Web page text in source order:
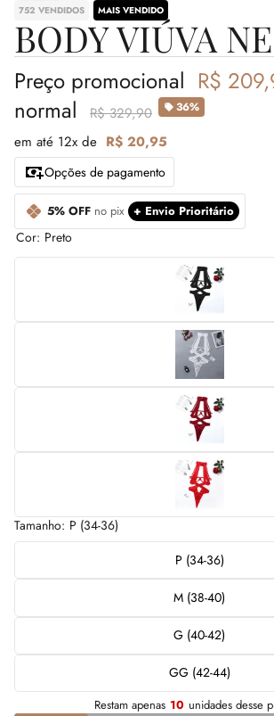
752 VENDIDOS MAIS VENDIDO
BODY VIÚVA
Preço promocional R$
normal
R$ 329,90 36%
em até 12x de R$ 20,95
Opções de pagamento
5% OFF no pix + Envio Prioritário
Cor: Preto
Tamanho: P (34-36)
P (34-36)
M (38-40)
G (40-42)
GG (42-44)
Restam apenas 10 unidades desse